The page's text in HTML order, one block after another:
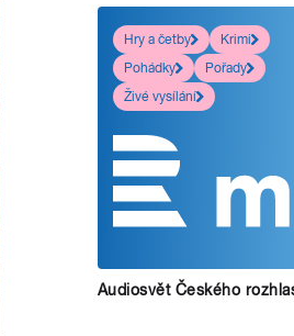
Hry a četby
Krimi
Pohádky
Pořady
Živé vysílání
Audiosvět Českého